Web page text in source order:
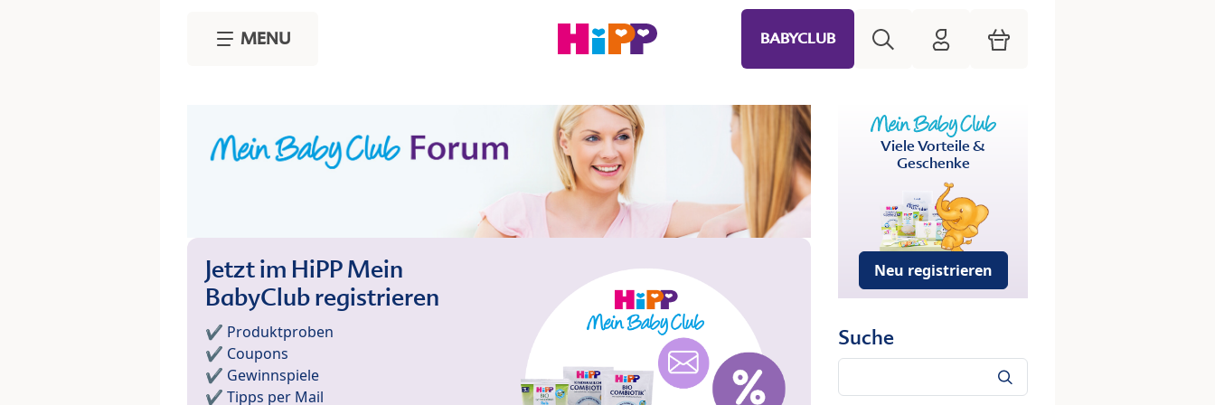
MENU BABYCLUB HiPP Mein Babyclub
Warenkorb
Jetzt im HiPP Mein
BabyClub registrieren
✔️ Produktproben
✔️ Coupons
✔️ Gewinnspiele
✔️ Tipps per Mail
Viele Vorteile &
Geschenke
Neu registrieren
Suche